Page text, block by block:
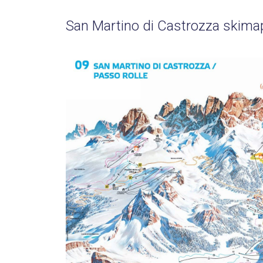
San Martino di Castrozza